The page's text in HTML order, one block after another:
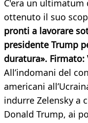
C'era un
ottenuto il suo
pronti a lavorare
presidente Trump
duratura». Firmato:
All’indomani del
americani
indurre Zelensky a
Donald Trump, ai